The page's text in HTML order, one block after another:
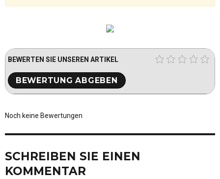
BEWERTEN SIE UNSEREN ARTIKEL
Noch keine Bewertungen
SCHREIBEN SIE EINEN
KOMMENTAR